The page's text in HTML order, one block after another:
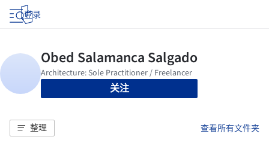
登录
关注
整理 查看所有文件夹